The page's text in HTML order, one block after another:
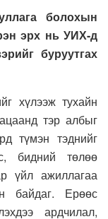
болохын
эрх нь УИХ-д
буруутгах
хүлээж тухайн
тэр албыг
түмэн тэднийг
бидний төлөө
үйл ажиллагаа
байдаг. Ерөөс
ардчилал,